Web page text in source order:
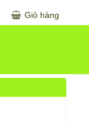
Giỏ hàng